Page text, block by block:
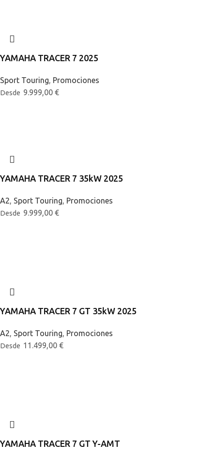
YAMAHA TRACER 7 2025
Sport Touring, Promociones
Desde 9.999,00 €
YAMAHA TRACER 7 35kW 2025
A2, Sport Touring, Promociones
Desde 9.999,00 €
YAMAHA TRACER 7 GT 35kW 2025
A2, Sport Touring, Promociones
Desde 11.499,00 €
YAMAHA TRACER 7 GT Y-AMT